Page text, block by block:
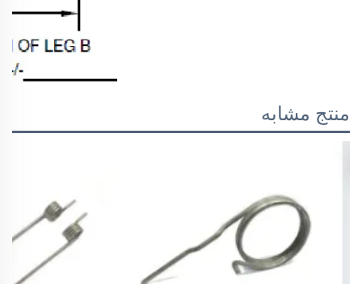
منتج مشابه